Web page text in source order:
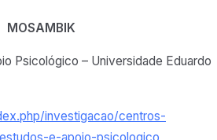
MOSAMBIK
Psicológico – Universidade Eduardo
investigacao/centros-
e-apoio-psicologico